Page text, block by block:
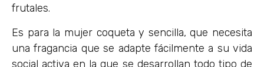
frutales.
Es para la mujer coqueta y sencilla, que necesita
una fragancia que se adapte fácilmente a su vida
social activa en la que se desarrollan todo tipo de